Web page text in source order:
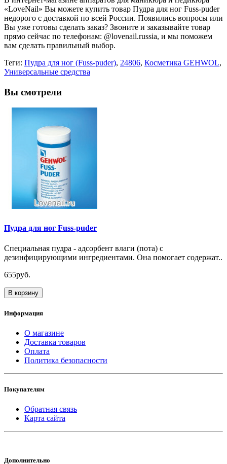
«LoveNail» Вы можете купить товар Пудра для ног Fuss-puder
недорого с доставкой по всей России. Появились вопросы или
Вы уже готовы сделать заказ? Звоните и заказывайте товар
прямо сейчас по телефонам: @lovenail.russia, и мы поможем
вам сделать правильный выбор.
Теги: Пудра для ног (Fuss-puder), 24806, Косметика GEHWOL,
Универсальные средства
Вы смотрели
Пудра для ног Fuss-puder
Специальная пудра - адсорбент влаги (пота) с
дезинфицирующими ингредиентами. Она помогает содержат..
655руб.
В корзину
Информация
О магазине
Доставка товаров
Оплата
Политика безопасности
Покупателям
Обратная связь
Карта сайта
Дополнительно